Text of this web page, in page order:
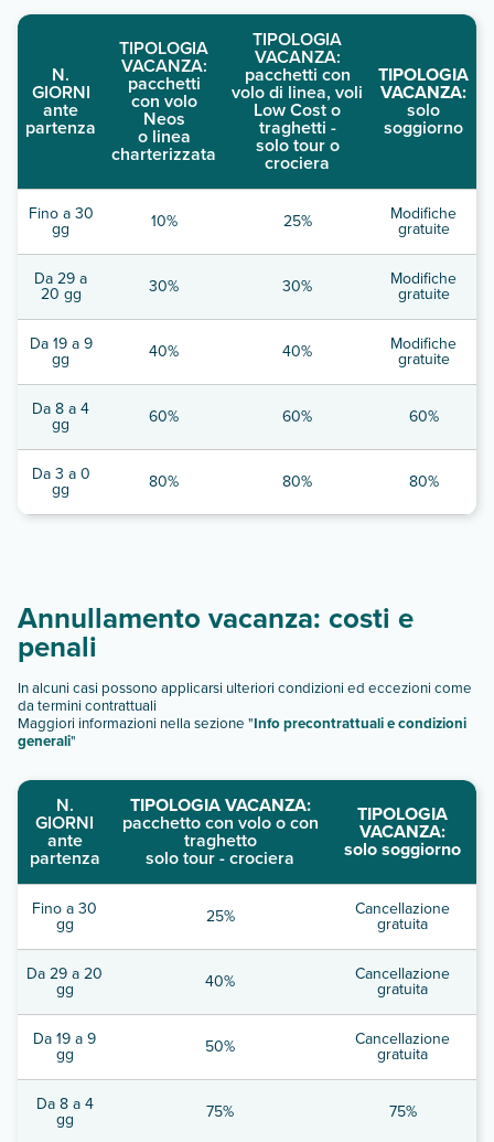
N.
GIORNI
ante
partenza
TIPOLOGIA
VACANZA:
pacchetti
con volo
Neos
o linea
charterizzata
TIPOLOGIA
VACANZA:
pacchetti con
volo di linea, voli
Low Cost o
traghetti -
solo tour o
crociera
TIPOLOGIA
VACANZA:
solo
soggiorno
Fino a 30
gg 10% 25% Modifiche
gratuite
Da 29 a
20 gg 30% 30% Modifiche
gratuite
Da 19 a 9
gg 40% 40% Modifiche
gratuite
Da 8 a 4
gg 60% 60% 60%
Da 3 a 0
gg 80% 80% 80%
Annullamento vacanza: costi e
penali
In alcuni casi possono applicarsi ulteriori condizioni ed eccezioni come
da termini contrattuali
Maggiori informazioni nella sezione "Info precontrattuali e condizioni
generali"
N.
GIORNI
ante
partenza
TIPOLOGIA VACANZA:
pacchetto con volo o con
traghetto
solo tour - crociera
TIPOLOGIA
VACANZA:
solo soggiorno
Fino a 30
gg 25% Cancellazione
gratuita
Da 29 a 20
gg 40% Cancellazione
gratuita
Da 19 a 9
gg 50% Cancellazione
gratuita
Da 8 a 4
gg 75% 75%